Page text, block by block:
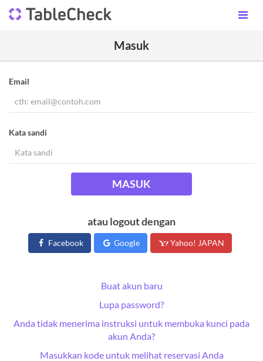
Masuk
Email
Kata sandi
MASUK
atau logout dengan
Facebook Google Yahoo! JAPAN
Buat akun baru
Lupa password?
Anda tidak menerima instruksi untuk membuka kunci pada
akun Anda?
Masukkan kode untuk melihat reservasi Anda